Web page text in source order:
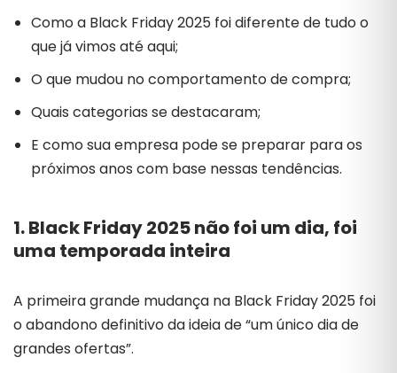
Como a Black Friday 2025 foi diferente de tudo o
que já vimos até aqui;
O que mudou no comportamento de compra;
Quais categorias se destacaram;
E como sua empresa pode se preparar para os
próximos anos com base nessas tendências.
1. Black Friday 2025 não foi um dia, foi
uma temporada inteira
A primeira grande mudança na Black Friday 2025 foi
o abandono definitivo da ideia de “um único dia de
grandes ofertas”.